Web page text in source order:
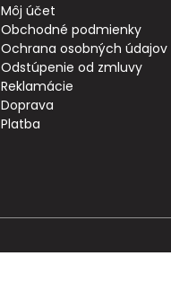
Môj účet
Obchodné podmienky
Ochrana osobných údajov
Odstúpenie od zmluvy
Reklamácie
Doprava
Platba